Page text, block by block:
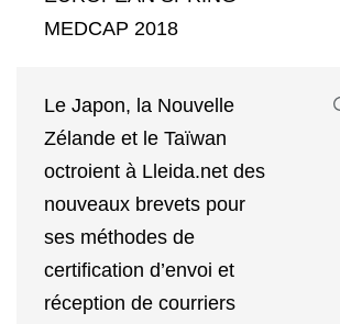
MEDCAP 2018
Le Japon, la Nouvelle
Zélande et le Taïwan
octroient à Lleida.net des
nouveaux brevets pour
ses méthodes de
certification d’envoi et
réception de courriers